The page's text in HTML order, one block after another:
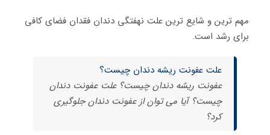
مهم ترین و شایع ترین علت نهفتگی دندان فقدان فضای کافی
برای رشد است.
علت عفونت ریشه دندان چیست؟
عفونت ریشه دندان چیست؟ علت عفونت دندان
چیست؟ آیا می توان از عفونت دندان جلوگیری
کرد؟